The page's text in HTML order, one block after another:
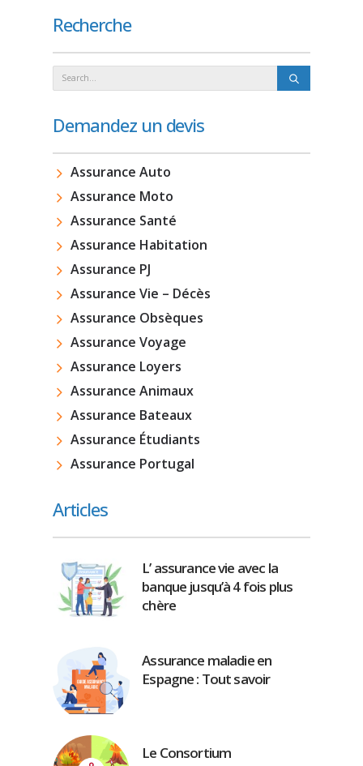
Recherche
Demandez un devis
Assurance Auto
Assurance Moto
Assurance Santé
Assurance Habitation
Assurance PJ
Assurance Vie – Décès
Assurance Obsèques
Assurance Voyage
Assurance Loyers
Assurance Animaux
Assurance Bateaux
Assurance Étudiants
Assurance Portugal
Articles
L’ assurance vie avec la
banque jusqu’à 4 fois plus
chère
Assurance maladie en
Espagne : Tout savoir
Le Consortium